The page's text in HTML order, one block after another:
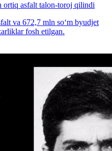
ortiq asfalt talon-toroj qilindi
va 672,7 mln so‘m byudjet
fosh etilgan.